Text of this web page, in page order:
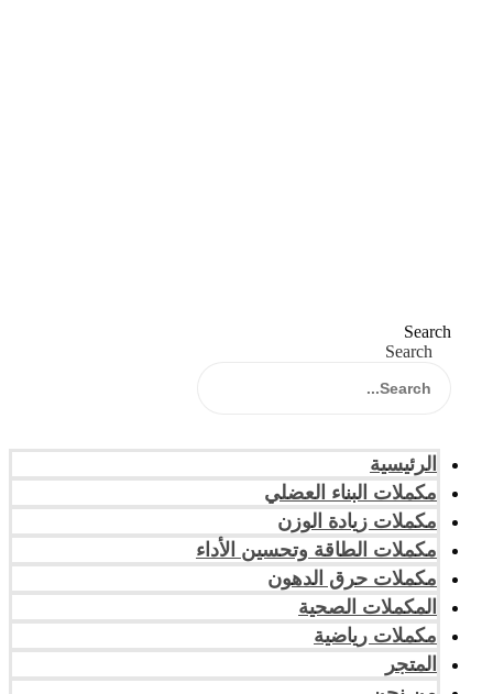
Search
Search
الرئيسية
مكملات البناء العضلي
مكملات زيادة الوزن
مكملات الطاقة وتحسين الأداء
مكملات حرق الدهون
المكملات الصحية
مكملات رياضية
المتجر